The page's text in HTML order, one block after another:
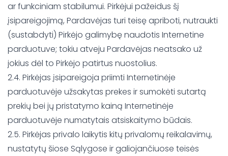
ar funkciniam stabilumui. Pirkėjui pažeidus šį
įsipareigojimą, Pardavėjas turi teisę apriboti, nutraukti
(sustabdyti) Pirkėjo galimybę naudotis Internetine
parduotuve; tokiu atveju Pardavėjas neatsako už
jokius dėl to Pirkėjo patirtus nuostolius.
2.4. Pirkėjas įsipareigoja priimti Internetinėje
parduotuvėje užsakytas prekes ir sumokėti sutartą
prekių bei jų pristatymo kainą Internetinėje
parduotuvėje numatytais atsiskaitymo būdais.
2.5. Pirkėjas privalo laikytis kitų privalomų reikalavimų,
nustatytų šiose Sąlygose ir galiojančiuose teisės